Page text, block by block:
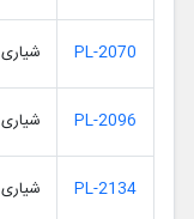
PL-2070 شیاری
PL-2096 شیاری
PL-2134 شیاری